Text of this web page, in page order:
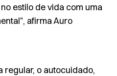
estilo de vida com uma
afirma Auro
regular, o autocuidado,